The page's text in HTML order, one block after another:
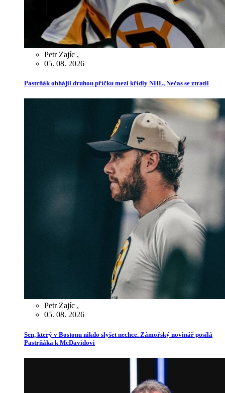
Petr Zajíc ,
05. 08. 2026
Pastrňák obhájil druhou příčku mezi křídly NHL, Nečas se ztratil
Petr Zajíc ,
05. 08. 2026
Sen, který v Bostonu nikdo slyšet nechce. Zámořský novinář posílá
Pastrňáka k McDavidovi